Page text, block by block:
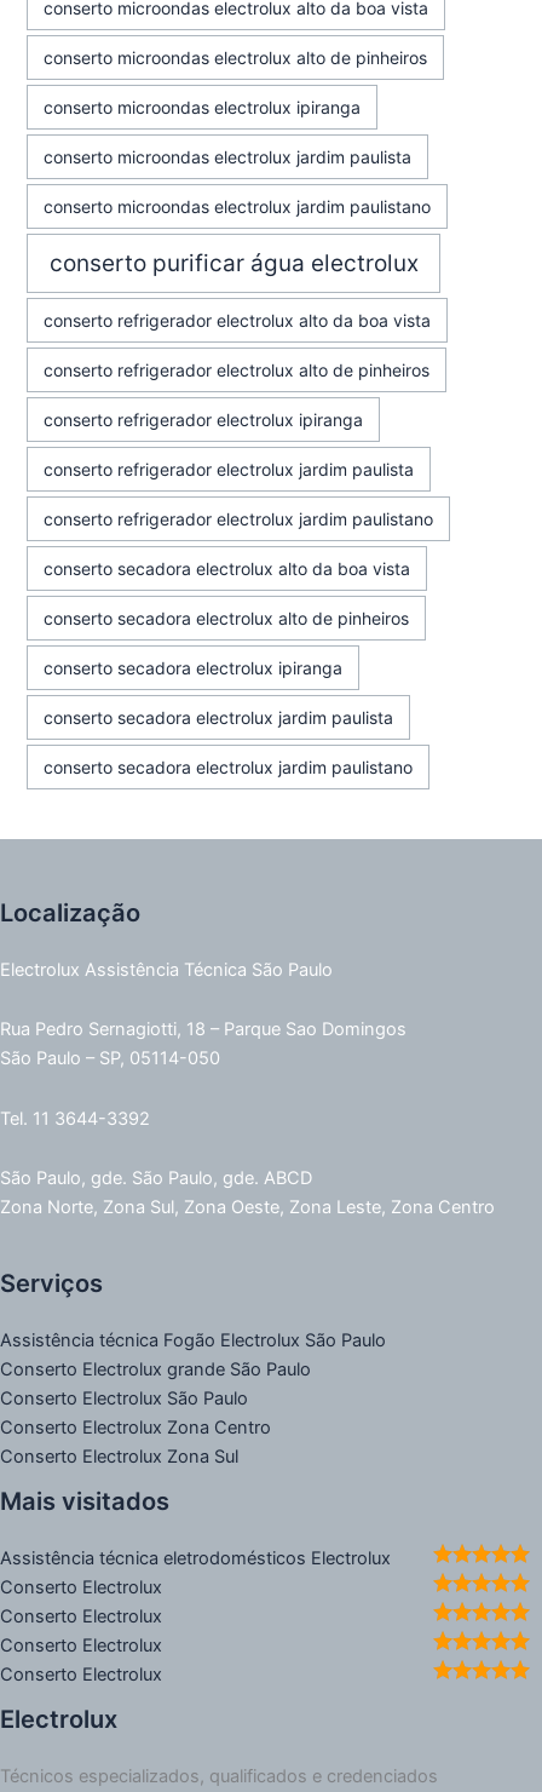
conserto microondas electrolux alto da boa vista
conserto microondas electrolux alto de pinheiros
conserto microondas electrolux ipiranga
conserto microondas electrolux jardim paulista
conserto microondas electrolux jardim paulistano
conserto purificar água electrolux
conserto refrigerador electrolux alto da boa vista
conserto refrigerador electrolux alto de pinheiros
conserto refrigerador electrolux ipiranga
conserto refrigerador electrolux jardim paulista
conserto refrigerador electrolux jardim paulistano
conserto secadora electrolux alto da boa vista
conserto secadora electrolux alto de pinheiros
conserto secadora electrolux ipiranga
conserto secadora electrolux jardim paulista
conserto secadora electrolux jardim paulistano
Localização
Electrolux Assistência Técnica São Paulo
Rua Pedro Sernagiotti, 18 – Parque Sao Domingos
São Paulo – SP, 05114-050
Tel. 11 3644-3392
São Paulo, gde. São Paulo, gde. ABCD
Zona Norte, Zona Sul, Zona Oeste, Zona Leste, Zona Centro
Serviços
Assistência técnica Fogão Electrolux São Paulo
Conserto Electrolux grande São Paulo
Conserto Electrolux São Paulo
Conserto Electrolux Zona Centro
Conserto Electrolux Zona Sul
Mais visitados
Assistência técnica eletrodomésticos Electrolux
Conserto Electrolux
Conserto Electrolux
Conserto Electrolux
Conserto Electrolux
Electrolux
Técnicos especializados, qualificados e credenciados